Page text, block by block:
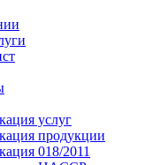
услуг
продукции
018/2011